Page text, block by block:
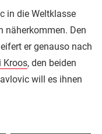
in die Weltklasse
näherkommen. Den
er genauso nach
Kroos, den beiden
will es ihnen